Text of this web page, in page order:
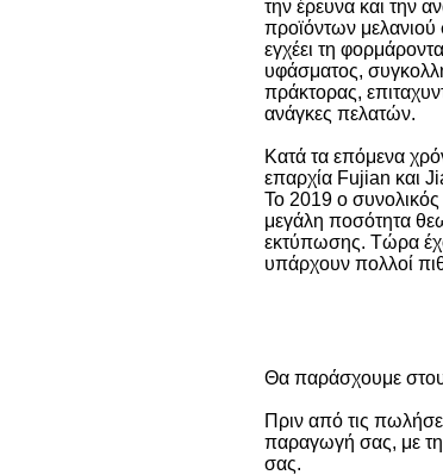
την έρευνα και την
προϊόντων
εγχέει τη
υφάσματος,
πράκτορας,
ανάγκες πελατών.
Κατά τα επόμενα
επαρχία Fujian και
Το 2019 ο
μεγάλη ποσότητα
εκτύπωσης. Τώρα
υπάρχουν πολλοί
Θα παράσχουμε
Πριν από τις
παραγωγή σας, με τη
σας.